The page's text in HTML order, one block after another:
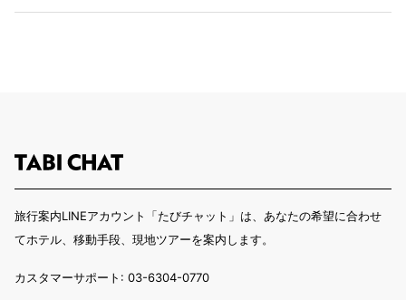
旅行案内LINEアカウント「たびチャット」は、あなたの希望に合わせ
てホテル、移動手段、現地ツアーを案内します。
カスタマーサポート: 03-6304-0770